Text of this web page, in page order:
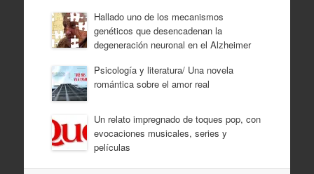
Hallado uno de los mecanismos
genéticos que desencadenan la
degeneración neuronal en el Alzheimer
Psicología y literatura/ Una novela
romántica sobre el amor real
Un relato impregnado de toques pop, con
evocaciones musicales, series y
películas